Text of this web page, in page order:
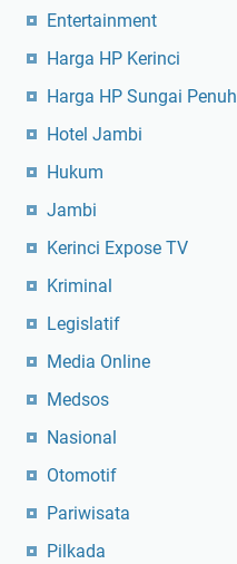
Entertainment
Harga HP Kerinci
Harga HP Sungai Penuh
Hotel Jambi
Hukum
Jambi
Kerinci Expose TV
Kriminal
Legislatif
Media Online
Medsos
Nasional
Otomotif
Pariwisata
Pilkada